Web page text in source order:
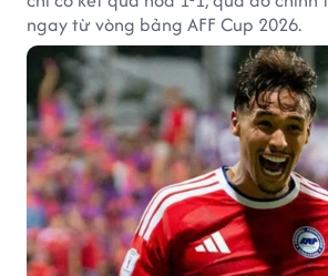
ngay từ vòng bảng AFF Cup 2026.